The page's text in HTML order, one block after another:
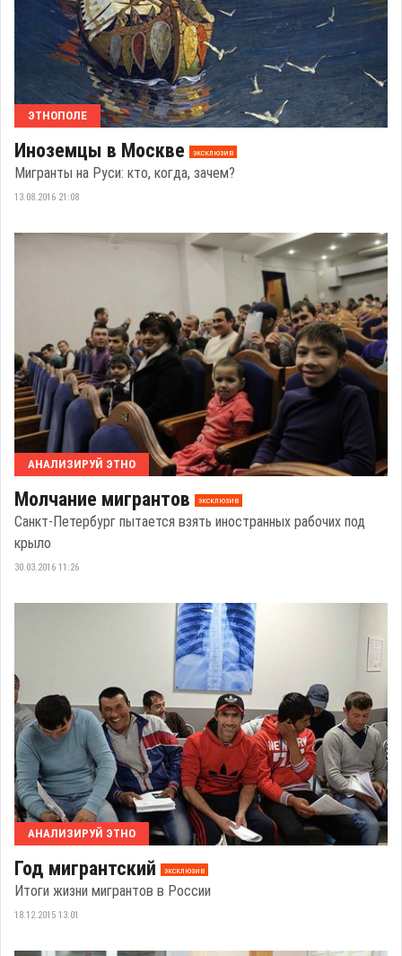
ЭТНОПОЛЕ
Иноземцы в Москве эксклюзив
Мигранты на Руси: кто, когда, зачем?
13.08.2016 21:08
АНАЛИЗИРУЙ ЭТНО
Молчание мигрантов эксклюзив
Санкт-Петербург пытается взять иностранных рабочих под
крыло
30.03.2016 11:26
АНАЛИЗИРУЙ ЭТНО
Год мигрантский эксклюзив
Итоги жизни мигрантов в России
18.12.2015 13:01